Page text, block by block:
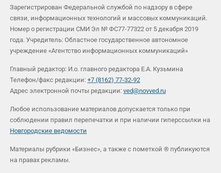
Зарегистрирован Федеральной службой по надзору в сфере
связи, информационных технологий и массовых коммуникаций.
Номер о регистрации СМИ Эл № ФС77-77322 от 5 декабря 2019
года. Учредитель: Областное государственное автономное
учреждение «Агентство информационных коммуникаций»
Главный редактор: И.о. главного редактора Е.А. Кузьмина
Телефон/факс редакции: +7 (8162) 77-32-92
Адрес электронной почты редакции: ved@novved.ru
Любое использование материалов допускается только при
соблюдении правил перепечатки и при наличии гиперссылки на
Новгородские ведомости
Материалы рубрики «Бизнес», а также с пометкой ® публикуются
на правах рекламы.